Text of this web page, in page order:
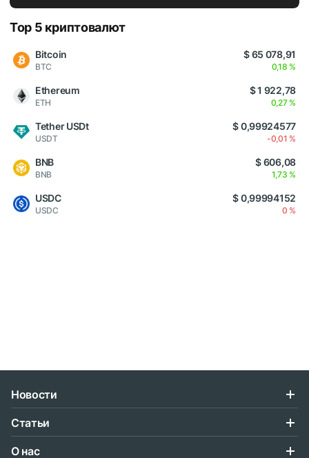
Top 5 криптовалют
Bitcoin
BTC
$ 65 078,91
0,18 %
Ethereum
ETH
$ 1 922,78
0,27 %
Tether USDt
USDT
$ 0,99924577
-0,01 %
BNB
BNB
$ 606,08
1,73 %
USDC
USDC
$ 0,99994152
0 %
Новости
Статьи
О нас